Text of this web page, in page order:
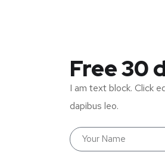
Free 30
I am text block. Click
dapibus leo.